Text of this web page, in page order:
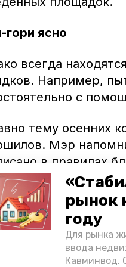
рынок
году
Для рынка
ввода
Кавминвод.
гори ясно
всегда
Например,
с
тему осенних
Мэр
в правилах
собирать
что за
частных
году